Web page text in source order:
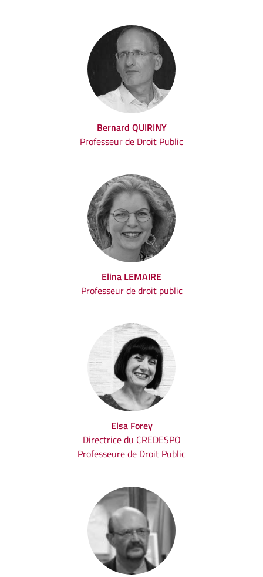
Bernard QUIRINY
Professeur de Droit Public
Elina LEMAIRE
Professeur de droit public
Elsa Forey
Directrice du CREDESPO
Professeure de Droit Public